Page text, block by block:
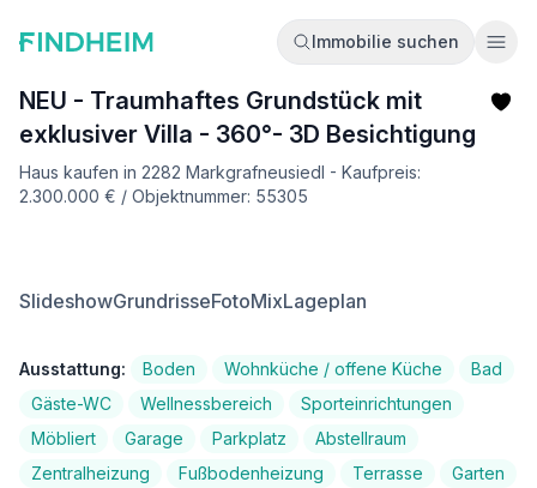
Immobilie suchen
NEU - Traumhaftes Grundstück mit
exklusiver Villa - 360°- 3D Besichtigung
Haus kaufen in 2282 Markgrafneusiedl - Kaufpreis:
2.300.000 € / Objektnummer: 55305
SlideshowGrundrisseFotoMixLageplan
Ausstattung: Boden Wohnküche / offene Küche
Bad
Gäste-WC
Wellnessbereich
Sporteinrichtungen
Möbliert
Garage Parkplatz
Abstellraum
Zentralheizung
Fußbodenheizung Terrasse Garten